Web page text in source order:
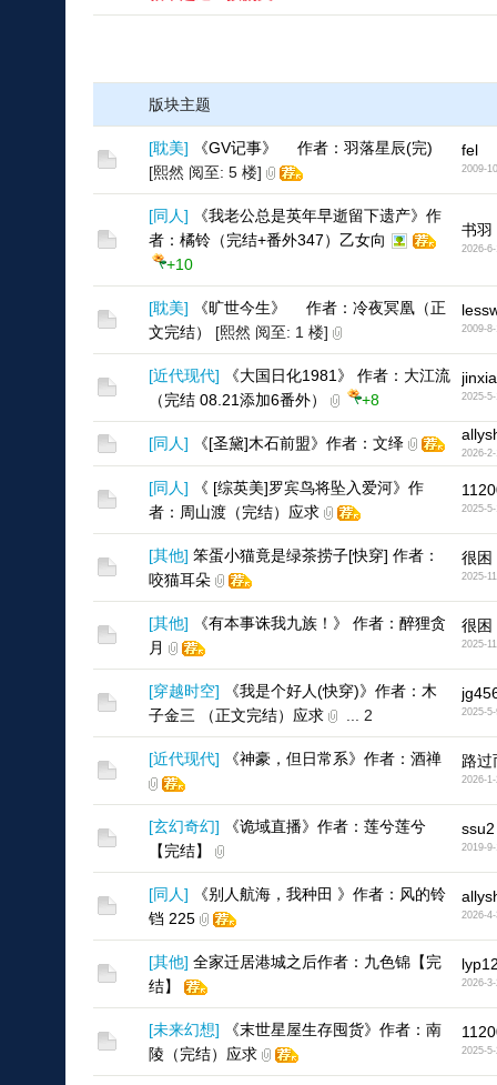
版块主题
[耽美]
《GV记事》 作者：羽落星辰(完)
[熙然 阅至: 5 楼]
fel
2009-
[同人]
《我老公总是英年早逝留下遗产》作
者：橘铃（完结+番外347）乙女向
+10
书羽
2026-
[耽美]
《旷世今生》 作者：冷夜冥凰（正
文完结）
[熙然 阅至: 1 楼] 2009-
[近代现代]
《大国日化1981》 作者：大江流
（完结 08.21添加6番外）
+8 2025-
[同人] 《[圣黛]木石前盟》作者：文绎
2026-
[同人]
《 [综英美]罗宾鸟将坠入爱河》作
者：周山渡（完结）应求
2025-
[其他] 笨蛋小猫竟是绿茶捞子[快穿] 作者：
咬猫耳朵
很困
2025-
[其他]
《有本事诛我九族！》 作者：醉狸贪
月
很困
2025-
[穿越时空]
《我是个好人(快穿)》作者：木
子金三 （正文完结）应求
2 2025-5-
[近代现代] 《神豪，但日常系》作者：酒禅 路过
2026-
[玄幻奇幻]
《诡域直播》作者：莲兮莲兮
【完结】
ssu2
2019-
[同人]
《别人航海，我种田 》作者：风的铃
铛 225
2026-4-
[其他] 全家迁居港城之后作者：九色锦【完
结】
2026-3-
[未来幻想]
《末世星屋生存囤货》作者：南
陵（完结）应求
2025-